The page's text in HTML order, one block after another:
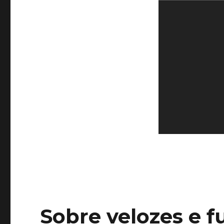
Sobre velozes e